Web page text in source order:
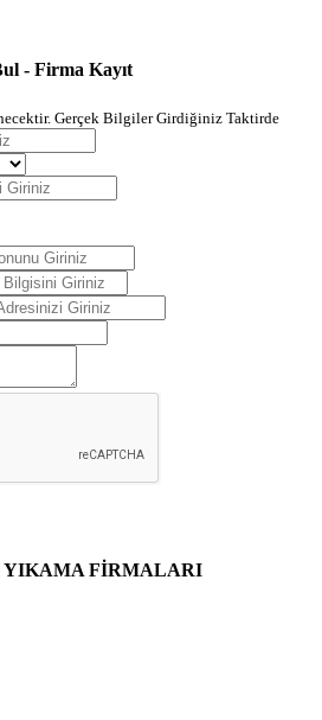
- Firma Kayıt
Gerçek Bilgiler Girdiğiniz Taktirde
FİRMALARI